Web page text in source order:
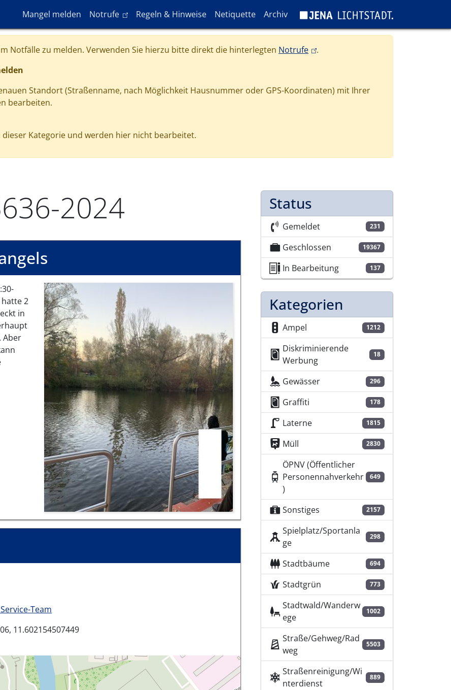
Hauptnavigation
Mangel melden Notrufe(link is external)
Regeln & Hinweise Netiquette Archiv
Notfälle zu melden. Verwenden Sie hierzu bitte direkt die hinterlegten Notrufe(link is external)
.
Standort (Straßenname, nach Möglichkeit Hausnummer oder GPS-Koordinaten) mit Ihrer
bearbeiten.
Kategorie und werden hier nicht bearbeitet.
2024
hatte 2
in
Aber
Bilder des Mangels
Team
11.602154507449
Status
Gemeldet 231
Geschlossen 19367
In Bearbeitung 137
Kategorien
Ampel 1212
Diskriminierende
Werbung
18
Gewässer 296
Graffiti 178
Laterne 1815
Müll 2830
ÖPNV (Öffentlicher
Personennahverkehr
)
649
Sonstiges 2157
Spielplatz/Sportanla
ge
298
Stadtbäume 694
Stadtgrün 773
Stadtwald/Wanderw
ege
1002
Straße/Gehweg/Rad
weg
5503
Straßenreinigung/Wi
nterdienst
889